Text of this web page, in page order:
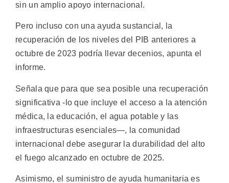
sin un amplio apoyo internacional.
Pero incluso con una ayuda sustancial, la
recuperación de los niveles del PIB anteriores a
octubre de 2023 podría llevar decenios, apunta el
informe.
Señala que para que sea posible una recuperación
significativa -lo que incluye el acceso a la atención
médica, la educación, el agua potable y las
infraestructuras esenciales—, la comunidad
internacional debe asegurar la durabilidad del alto
el fuego alcanzado en octubre de 2025.
Asimismo, el suministro de ayuda humanitaria es